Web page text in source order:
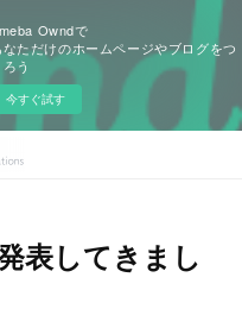
Owndで
なただけのホームページやブログをつ
ろう
今すぐ試す
表してきまし